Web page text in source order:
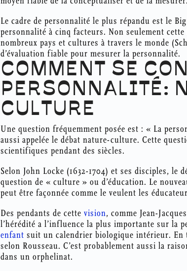
Le cadre de personnalité le plus répandu est le
personnalité à cinq facteurs. Non seulement
nombreux pays et cultures à travers le monde
d’évaluation fiable pour mesurer la personnalité.
COMMENT SE
PERSONNALITÉ:
CULTURE
Une question fréquemment posée est : « La
aussi appelée le débat nature-culture. Cette
scientifiques pendant des siècles.
Selon John Locke (1632-1704) et ses disciples,
question de « culture » ou d’éducation. Le
peut être façonnée comme le veulent les
Des pendants de cette vision, comme Jean-
l’hérédité a l’influence la plus importante sur la
enfant suit un calendrier biologique intérieur. En
selon Rousseau. C’est probablement aussi la
dans un orphelinat.